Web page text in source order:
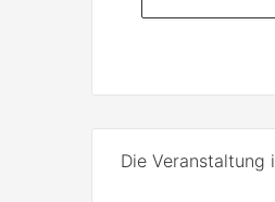
Die Veranstaltung